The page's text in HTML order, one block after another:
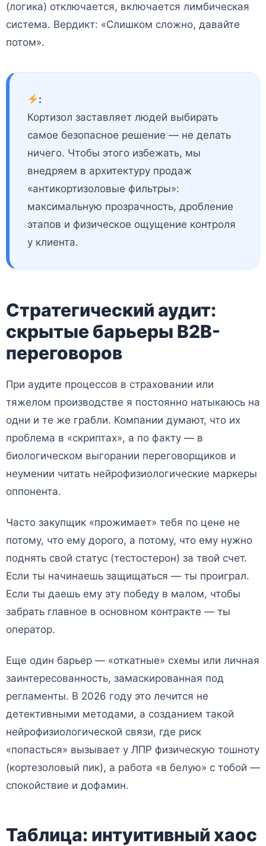
(логика) отключается, включается лимбическая
система. Вердикт: «Слишком сложно, давайте
потом».
:
Кортизол заставляет людей выбирать
самое безопасное решение — не делать
ничего. Чтобы этого избежать, мы
внедряем в архитектуру продаж
«антикортизоловые фильтры»:
максимальную прозрачность, дробление
этапов и физическое ощущение контроля
у клиента.
Стратегический аудит:
скрытые барьеры B2B-
переговоров
При аудите процессов в страховании или
тяжелом производстве я постоянно натыкаюсь на
одни и те же грабли. Компании думают, что их
проблема в «скриптах», а по факту — в
биологическом выгорании переговорщиков и
неумении читать нейрофизиологические маркеры
оппонента.
Часто закупщик «прожимает» тебя по цене не
потому, что ему дорого, а потому, что ему нужно
поднять свой статус (тестостерон) за твой счет.
Если ты начинаешь защищаться — ты проиграл.
Если ты даешь ему эту победу в малом, чтобы
забрать главное в основном контракте — ты
оператор.
Еще один барьер — «откатные» схемы или личная
заинтересованность, замаскированная под
регламенты. В 2026 году это лечится не
детективными методами, а созданием такой
нейрофизиологической связи, где риск
«попасться» вызывает у ЛПР физическую тошноту
(кортезоловый пик), а работа «в белую» с тобой —
спокойствие и дофамин.
Таблица: интуитивный хаос